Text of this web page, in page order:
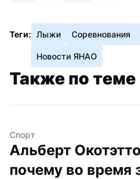
Теги: Лыжи Соревнования
Новости ЯНАО
Также по теме
Спорт
Альберт
почему во время